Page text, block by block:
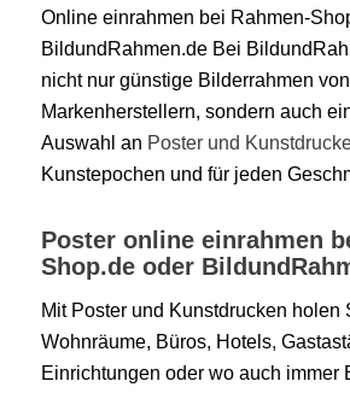
Online einrahmen bei Rahmen-
BildundRahmen.de Bei
nicht nur günstige Bilderrahmen
Markenherstellern, sondern auch
Auswahl an Poster und
Kunstepochen und für jeden
Poster online einrahmen
Shop.de oder
Mit Poster und Kunstdrucken holen
Wohnräume, Büros, Hotels,
Einrichtungen oder wo auch immer